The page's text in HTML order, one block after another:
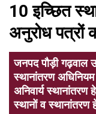
10 इच्छित
अनुरोध पत्रों
जनपद पौड़ी गढ़वाल
स्थानांतरण
अनिवार्य स्थानांतरण
स्थानों व